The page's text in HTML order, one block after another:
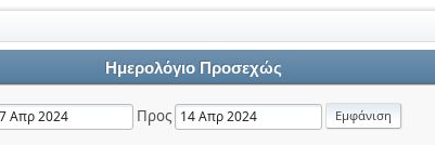
Ημερολόγιο Προσεχώς
Προς